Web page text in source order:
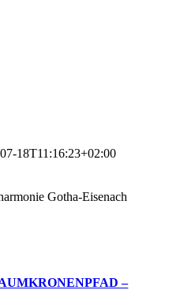
18T11:16:23+02:00
Gotha-Eisenach
–